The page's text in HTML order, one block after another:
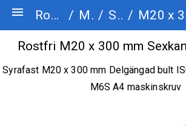
menu Rostfriskruv.se / Maskinskruv/ Sexkantskruv skaft /
Rostfri M20 x 300 mm
Syrafast M20 x 300 mm Delgängad bult
M6S A4 maskinskruv